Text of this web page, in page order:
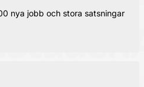
nya jobb och stora satsningar